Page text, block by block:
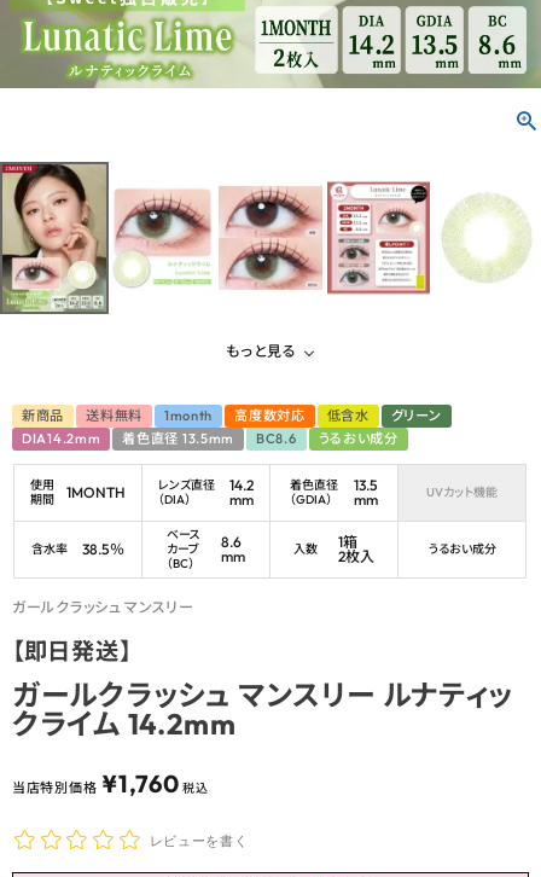
お問い合わせ
よくあるご質問
もっと見る
新商品 送料無料 1month 高度数対応 低含水
グリーン
DIA14.2mm
着色直径 13.5mm BC8.6 うるおい成分
使用
期間
1MONTH
レンズ直径
（DIA）
14.2
mm
着色直径
（GDIA）
13.5
mm
UVカット機能
含水率 38.5％
ベース
カーブ
（BC）
8.6
mm
入数
1箱
2枚入
うるおい成分
ガールクラッシュ マンスリー
【即日発送】
ガールクラッシュ マンスリー ルナティッ
クライム 14.2mm
当店特別価格 ¥1,760 税込
レビューを書く